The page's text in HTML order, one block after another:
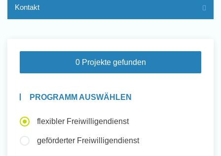
Auslandserfahrung Sammeln
und Sozial Engagieren
Kontakt
0 Projekte gefunden
PROGRAMM AUSWÄHLEN
flexibler Freiwilligendienst
geförderter Freiwilligendienst